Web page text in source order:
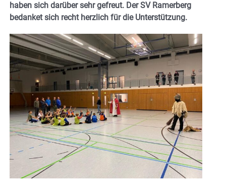
haben sich darüber sehr gefreut. Der SV Ramerberg
bedanket sich recht herzlich für die Unterstützung.